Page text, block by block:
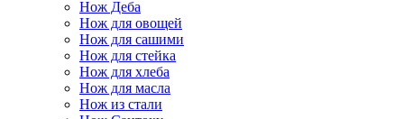
Нож Деба
Нож для овощей
Нож для сашими
Нож для стейка
Нож для хлеба
Нож для масла
Нож из стали